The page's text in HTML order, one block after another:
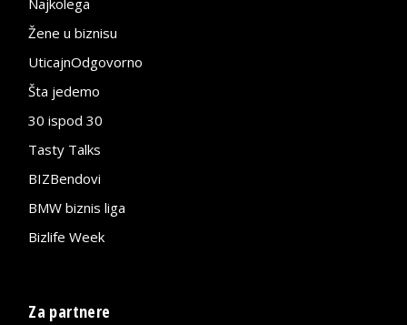
Žene u biznisu
UticajnOdgovorno
Šta jedemo
30 ispod 30
Tasty Talks
BIZBendovi
BMW biznis liga
Bizlife Week
Za partnere